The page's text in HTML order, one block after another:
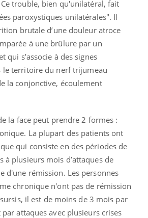
trouble, bien qu'unilatéral, fait
paroxystiques unilatérales". Il
brutale d’une douleur atroce
à une brûlure par un
qui s’associe à des signes
le territoire du nerf trijumeau
la conjonctive, écoulement
la face peut prendre 2 formes :
La plupart des patients ont
qui consiste en des périodes de
à plusieurs mois d’attaques de
d'une rémission. Les personnes
chronique n'ont pas de rémission
il est de moins de 3 mois par
attaques avec plusieurs crises